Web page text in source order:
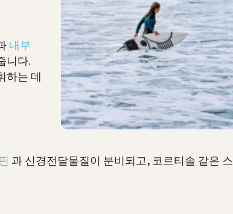
내부
니다.
하는 데
과 신경전달물질이 분비되고, 코르티솔 같은 스